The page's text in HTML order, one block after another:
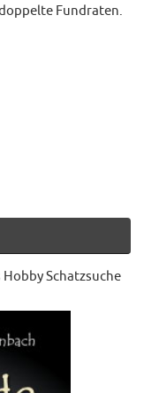
Fundraten.
Schatzsuche